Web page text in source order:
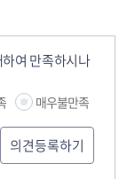
여 만족하시나
매우불만족